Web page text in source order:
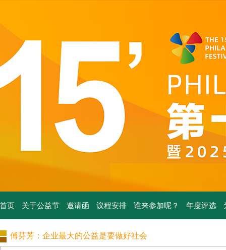
首页 关于公益节 邀请函 议程安排 谁来参加呢？ 年度评选
傅芬芳：企业最大的公益是要做好社会